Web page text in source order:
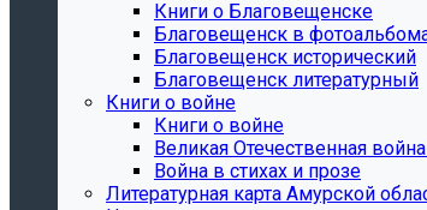
Книги о Благовещенске
Благовещенск в
Благовещенск исторический
Благовещенск литературный
Книги о войне
Книги о войне
Великая Отечественная
Война в стихах и прозе
Литературная карта Амурской